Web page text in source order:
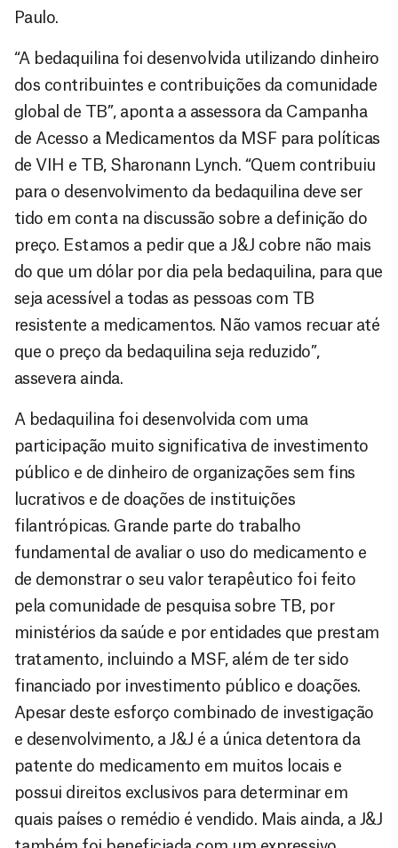
Paulo.
“A bedaquilina foi desenvolvida utilizando dinheiro
dos contribuintes e contribuições da comunidade
global de TB”, aponta a assessora da Campanha
de Acesso a Medicamentos da MSF para políticas
de VIH e TB, Sharonann Lynch. “Quem contribuiu
para o desenvolvimento da bedaquilina deve ser
tido em conta na discussão sobre a definição do
preço. Estamos a pedir que a J&J cobre não mais
do que um dólar por dia pela bedaquilina, para que
seja acessível a todas as pessoas com TB
resistente a medicamentos. Não vamos recuar até
que o preço da bedaquilina seja reduzido”,
assevera ainda.
A bedaquilina foi desenvolvida com uma
participação muito significativa de investimento
público e de dinheiro de organizações sem fins
lucrativos e de doações de instituições
filantrópicas. Grande parte do trabalho
fundamental de avaliar o uso do medicamento e
de demonstrar o seu valor terapêutico foi feito
pela comunidade de pesquisa sobre TB, por
ministérios da saúde e por entidades que prestam
tratamento, incluindo a MSF, além de ter sido
financiado por investimento público e doações.
Apesar deste esforço combinado de investigação
e desenvolvimento, a J&J é a única detentora da
patente do medicamento em muitos locais e
possui direitos exclusivos para determinar em
quais países o remédio é vendido. Mais ainda, a J&J